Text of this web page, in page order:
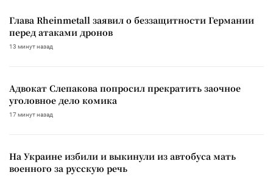
Глава Rheinmetall заявил о беззащитности Германии
перед атаками дронов
13 минут назад
Адвокат Слепакова попросил прекратить заочное
уголовное дело комика
17 минут назад
На Украине избили и выкинули из автобуса мать
военного за русскую речь